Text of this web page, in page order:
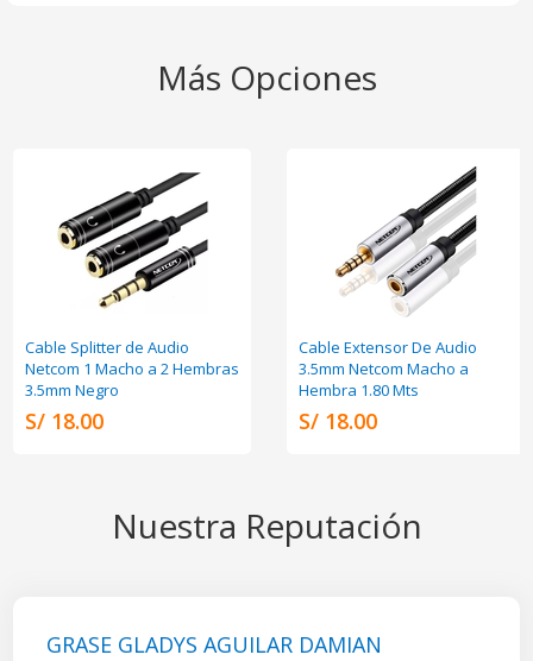
Más Opciones
Cable Splitter de Audio
Netcom 1 Macho a 2 Hembras
3.5mm Negro
S/ 18.00
Cable Extensor De Audio
3.5mm Netcom Macho a
Hembra 1.80 Mts
S/ 18.00
Nuestra Reputación
GRASE GLADYS AGUILAR DAMIAN